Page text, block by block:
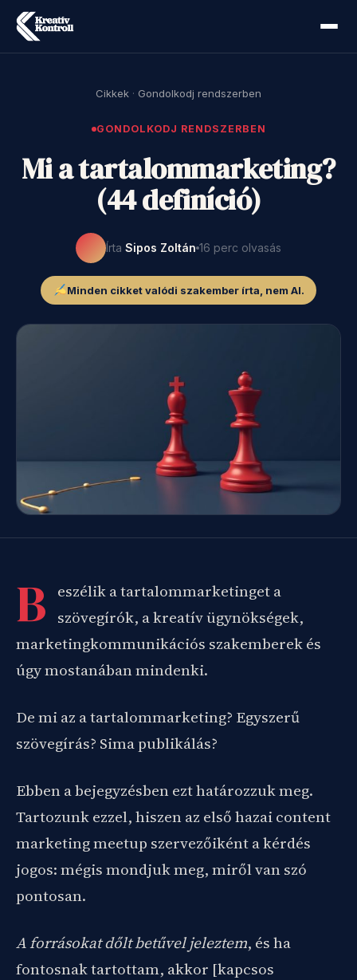
Cikkek · Gondolkodj rendszerben
GONDOLKODJ RENDSZERBEN
Mi a tartalommarketing?
(44 definíció)
Írta Sipos Zoltán 16 perc olvasás
Minden cikket valódi szakember írta, nem AI.
B
eszélik a tartalommarketinget a
szövegírók, a kreatív ügynökségek,
marketingkommunikációs szakemberek és
úgy mostanában mindenki.
De mi az a tartalommarketing? Egyszerű
szövegírás? Sima publikálás?
Ebben a bejegyzésben ezt határozzuk meg.
Tartozunk ezzel, hiszen az első hazai content
marketing meetup szervezőiként a kérdés
jogos: mégis mondjuk meg, miről van szó
pontosan.
A forrásokat dőlt betűvel jeleztem, és ha
fontosnak tartottam, akkor [kapcsos